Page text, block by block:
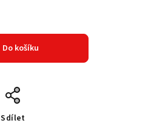
Do košíku
Sdílet